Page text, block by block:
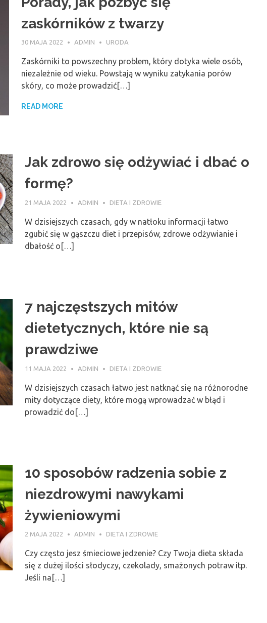
zaskórników z twarzy
30 MAJA 2022 ADMIN URODA
Zaskórniki to powszechny problem, który dotyka wiele osób,
niezależnie od wieku. Powstają w wyniku zatykania porów
skóry, co może prowadzić[…]
READ MORE
Jak zdrowo się odżywiać i dbać o
formę?
21 MAJA 2022 ADMIN DIETA I ZDROWIE
W dzisiejszych czasach, gdy w natłoku informacji łatwo
zgubić się w gąszczu diet i przepisów, zdrowe odżywianie i
dbałość o[…]
7 najczęstszych mitów
dietetycznych, które nie są
prawdziwe
11 MAJA 2022 ADMIN DIETA I ZDROWIE
W dzisiejszych czasach łatwo jest natknąć się na różnorodne
mity dotyczące diety, które mogą wprowadzać w błąd i
prowadzić do[…]
10 sposobów radzenia sobie z
niezdrowymi nawykami
żywieniowymi
2 MAJA 2022 ADMIN DIETA I ZDROWIE
Czy często jesz śmieciowe jedzenie? Czy Twoja dieta składa
się z dużej ilości słodyczy, czekolady, smażonych potraw itp.
Jeśli na[…]